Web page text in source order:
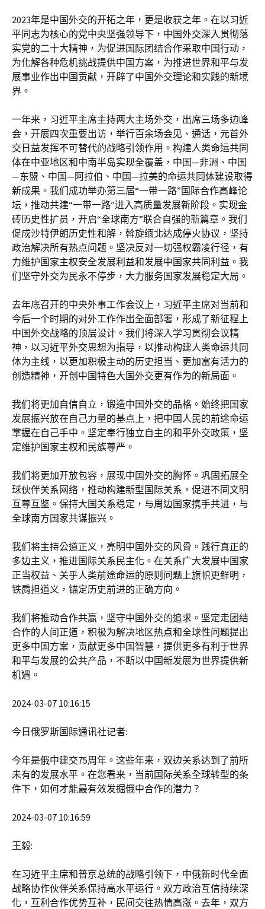
2023年是中国外交的开拓之年，更是收获之年。在以习近
平同志为核心的党中央坚强领导下，中国外交深入贯彻落
实党的二十大精神，为促进国际团结合作采取中国行动，
为化解各种危机挑战提供中国方案，为推进世界和平与发
展事业作出中国贡献，开辟了中国外交理论和实践的新境
界。
一年来，习近平主席主持两大主场外交，出席三场多边峰
会，开展四次重要出访，举行百余场会见、通话，元首外
交日益发挥不可替代的战略引领作用。构建人类命运共同
体在中亚地区和中南半岛实现全覆盖，中国—非洲、中国
—东盟、中国—阿拉伯、中国—拉美的命运共同体建设取得
新成果。我们成功举办第三届“一带一路”国际合作高峰论
坛，推动共建“一带一路”进入高质量发展新阶段。实现金
砖历史性扩员，开启“全球南方”联合自强的新篇章。我们
促成沙特伊朗历史性和解，斡旋缅北达成停火协议，坚持
政治解决所有热点问题。坚决反对一切强权霸凌行径，有
力维护国家主权安全发展利益和发展中国家共同利益。我
们坚守外交为民永不停步，大力服务国家发展稳定大局。
去年底召开的中央外事工作会议上，习近平主席对当前和
今后一个时期的对外工作作出全面部署，形成了新征程上
中国外交战略的顶层设计。我们将深入学习贯彻会议精
神，以习近平外交思想为指导，以推动构建人类命运共同
体为主线，以更加积极主动的历史担当、更加富有活力的
创造精神，开创中国特色大国外交更有作为的新局面。
我们将更加自信自立，锻造中国外交的品格。始终把国家
发展振兴放在自己力量的基点上，把中国人民的前途命运
掌握在自己手中。坚定奉行独立自主的和平外交政策，坚
定维护国家主权和民族尊严。
我们将更加开放包容，展现中国外交的胸怀。巩固拓展全
球伙伴关系网络，推动构建新型国际关系，促进不同文明
互尊互鉴。保持大国关系稳定，与周边国家携手共进，与
全球南方国家共谋振兴。
我们将主持公道正义，亮明中国外交的风骨。践行真正的
多边主义，推进国际关系民主化。在关系广大发展中国家
正当权益、关乎人类前途命运的原则问题上旗帜更鲜明，
铁肩担道义，锚定历史前进的正确方向。
我们将推动合作共赢，坚守中国外交的追求。坚定走团结
合作的人间正道，积极为解决地区热点和全球性问题提出
更多中国方案，贡献更多中国智慧，提供更多有利于世界
和平与发展的公共产品，不断以中国新发展为世界提供新
机遇。
2024-03-07 10:16:15
今日俄罗斯国际通讯社记者:
今年是俄中建交75周年。这些年来，双边关系达到了前所
未有的发展水平。在您看来，当前国际关系全球转型的条
件下，如何才能最有效发掘俄中合作的潜力？
2024-03-07 10:16:59
王毅:
在习近平主席和普京总统的战略引领下，中俄新时代全面
战略协作伙伴关系保持高水平运行。双方政治互信持续深
化，互利合作优势互补，民间交往热情高涨。去年，双方